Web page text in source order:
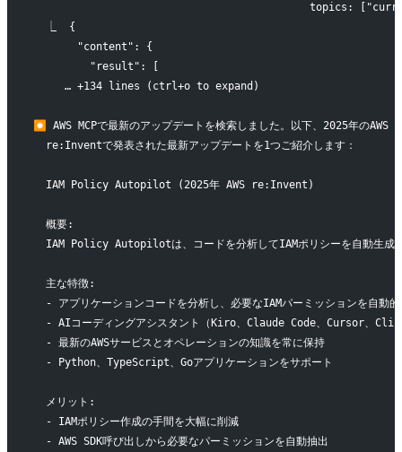
topics:
⎿
       "content": {
         "result": [
     … +134 lines (ctrl+o to expand)
⏺ AWS MCPで最新のアップデートを検索しました。以下、2025年のAWS
  re:Inventで発表された最新アップデートを1つご紹介します：
  IAM Policy Autopilot (2025年 AWS re:Invent)
  概要:
IAM Policy Autopilotは、コードを分析してIAMポリシーを自動生成
  主な特徴:
- アプリケーションコードを分析し、必要なIAMパーミッションを自動的
- AIコーディングアシスタント（Kiro、Claude Code、Cursor、
  - 最新のAWSサービスとオペレーションの知識を常に保持
  - Python、TypeScript、Goアプリケーションをサポート
  メリット:
  - IAMポリシー作成の手間を大幅に削減
  - AWS SDK呼び出しから必要なパーミッションを自動抽出